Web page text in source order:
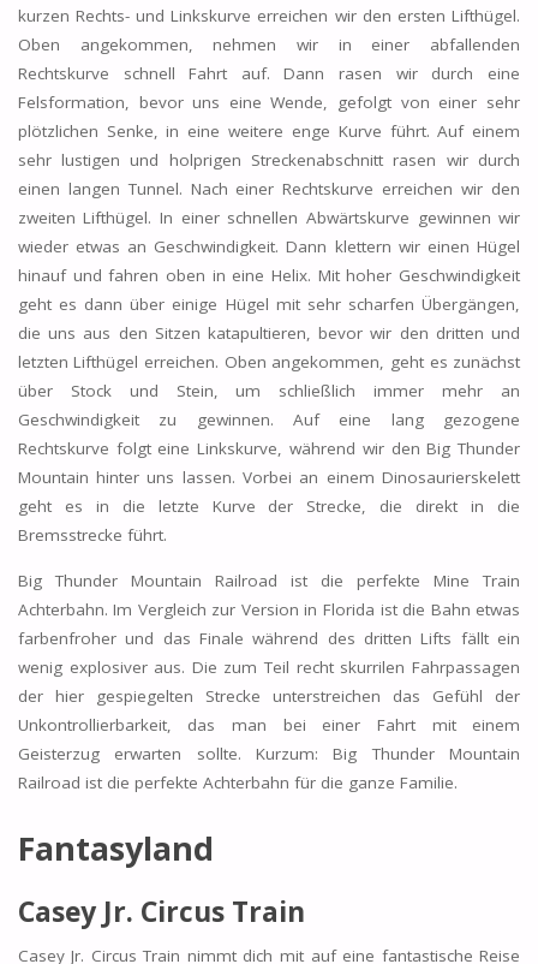
kurzen Rechts- und Linkskurve erreichen wir den ersten Lifthügel.
Oben angekommen, nehmen wir in einer abfallenden
Rechtskurve schnell Fahrt auf. Dann rasen wir durch eine
Felsformation, bevor uns eine Wende, gefolgt von einer sehr
plötzlichen Senke, in eine weitere enge Kurve führt. Auf einem
sehr lustigen und holprigen Streckenabschnitt rasen wir durch
einen langen Tunnel. Nach einer Rechtskurve erreichen wir den
zweiten Lifthügel. In einer schnellen Abwärtskurve gewinnen wir
wieder etwas an Geschwindigkeit. Dann klettern wir einen Hügel
hinauf und fahren oben in eine Helix. Mit hoher Geschwindigkeit
geht es dann über einige Hügel mit sehr scharfen Übergängen,
die uns aus den Sitzen katapultieren, bevor wir den dritten und
letzten Lifthügel erreichen. Oben angekommen, geht es zunächst
über Stock und Stein, um schließlich immer mehr an
Geschwindigkeit zu gewinnen. Auf eine lang gezogene
Rechtskurve folgt eine Linkskurve, während wir den Big Thunder
Mountain hinter uns lassen. Vorbei an einem Dinosaurierskelett
geht es in die letzte Kurve der Strecke, die direkt in die
Bremsstrecke führt.
Big Thunder Mountain Railroad ist die perfekte Mine Train
Achterbahn. Im Vergleich zur Version in Florida ist die Bahn etwas
farbenfroher und das Finale während des dritten Lifts fällt ein
wenig explosiver aus. Die zum Teil recht skurrilen Fahrpassagen
der hier gespiegelten Strecke unterstreichen das Gefühl der
Unkontrollierbarkeit, das man bei einer Fahrt mit einem
Geisterzug erwarten sollte. Kurzum: Big Thunder Mountain
Railroad ist die perfekte Achterbahn für die ganze Familie.
Fantasyland
Casey Jr. Circus Train
Casey Jr. Circus Train nimmt dich mit auf eine fantastische Reise